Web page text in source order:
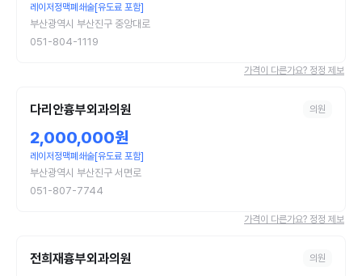
레이저정맥폐쇄술[유도료 포함]
부산광역시 부산진구 중앙대로
051-804-1119
가격이 다른가요? 정정 제보
다리안흉부외과의원 의원
2,000,000원
레이저정맥폐쇄술[유도료 포함]
부산광역시 부산진구 서면로
051-807-7744
가격이 다른가요? 정정 제보
전희재흉부외과의원 의원